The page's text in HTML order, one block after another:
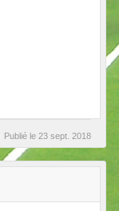
Publié le 23 sept. 2018